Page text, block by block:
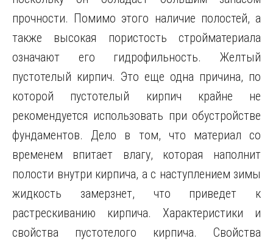
прочности. Помимо этого наличие полостей, а
также высокая пористость стройматериала
означают его гидрофильность. Желтый
пустотелый кирпич. Это еще одна причина, по
которой пустотелый кирпич крайне не
рекомендуется использовать при обустройстве
фундаментов. Дело в том, что материал со
временем впитает влагу, которая наполнит
полости внутри кирпича, а с наступлением зимы
жидкость замерзнет, что приведет к
растрескиванию кирпича. Характеристики и
свойства пустотелого кирпича. Свойства